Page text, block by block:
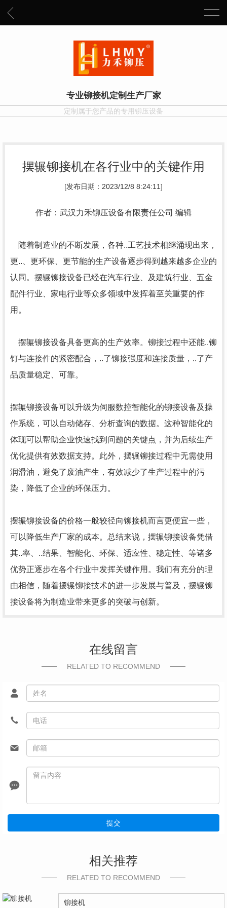
专业铆接机定制生产厂家
定制属于您产品的专用铆压设备
摆辗铆接机在各行业中的关键作用
[发布日期：2023/12/8 8:24:11]
作者：武汉力禾铆压设备有限责任公司 编辑
随着制造业的不断发展，各种..工艺技术相继涌现出来，
更..、更环保、更节能的生产设备逐步得到越来越多企业的
认同。摆辗铆接设备已经在汽车行业、及建筑行业、五金
配件行业、家电行业等众多领域中发挥着至关重要的作
用。
摆辗铆接设备具备更高的生产效率。铆接过程中还能..铆
钉与连接件的紧密配合，..了铆接强度和连接质量，..了产
品质量稳定、可靠。
摆辗铆接设备可以升级为伺服数控智能化的铆接设备及操
作系统，可以自动储存、分析查询的数据。这种智能化的
体现可以帮助企业快速找到问题的关键点，并为后续生产
优化提供有效数据支持。此外，摆辗铆接过程中无需使用
润滑油，避免了废油产生，有效减少了生产过程中的污
染，降低了企业的环保压力。
摆辗铆接设备的价格一般较径向铆接机而言更便宜一些，
可以降低生产厂家的成本。总结来说，摆辗铆接设备凭借
其..率、..结果、智能化、环保、适应性、稳定性、等诸多
优势正逐步在各个行业中发挥关键作用。我们有充分的理
由相信，随着摆辗铆接技术的进一步发展与普及，摆辗铆
接设备将为制造业带来更多的突破与创新。
在线留言
RELATED TO RECOMMEND
提交
相关推荐
RELATED TO RECOMMEND
铆接机